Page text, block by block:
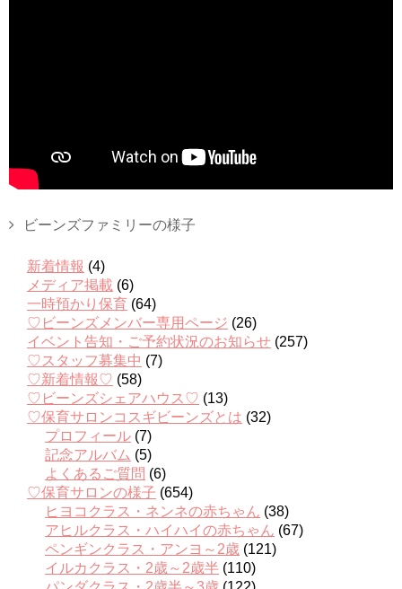
ビーンズファミリーの様子
新着情報 (4)
メディア掲載 (6)
一時預かり保育 (64)
♡ビーンズメンバー専用ページ (26)
イベント告知・ご予約状況のお知らせ (257)
♡スタッフ募集中 (7)
♡新着情報♡ (58)
♡ビーンズシェアハウス♡ (13)
♡保育サロンコスギビーンズとは (32)
プロフィール (7)
記念アルバム (5)
よくあるご質問 (6)
♡保育サロンの様子 (654)
ヒヨコクラス・ネンネの赤ちゃん (38)
アヒルクラス・ハイハイの赤ちゃん (67)
ペンギンクラス・アンヨ～2歳 (121)
イルカクラス・2歳～2歳半 (110)